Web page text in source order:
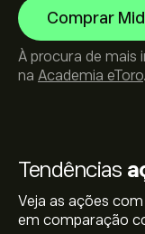
Tendências
Veja as ações
em comparação
Comprar
À procura de mais
na Academia eToro.